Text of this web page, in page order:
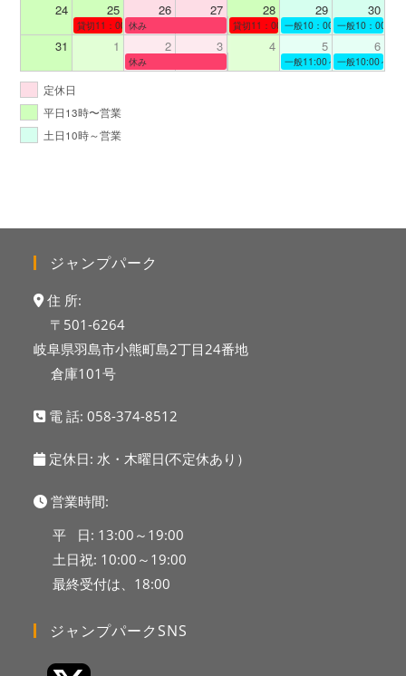
24 25 26 27 28 29 30
貸切11：00～12：00
休み 貸切11：00～12：00一般10：00～19：00
一般10：00～
31 1 2 3 4 5 6
休み 一般11:00～19:00一般10:00～
定休日
平日13時〜営業
土日10時～営業
ジャンプパーク
住 所:
〒501-6264
岐阜県羽島市小熊町島2丁目24番地
倉庫101号
電 話:058-374-8512
定休日: 水・木曜日(不定休あり）
営業時間:
平 日: 13:00～19:00
土日祝: 10:00～19:00
最終受付は、18:00
ジャンプパークSNS